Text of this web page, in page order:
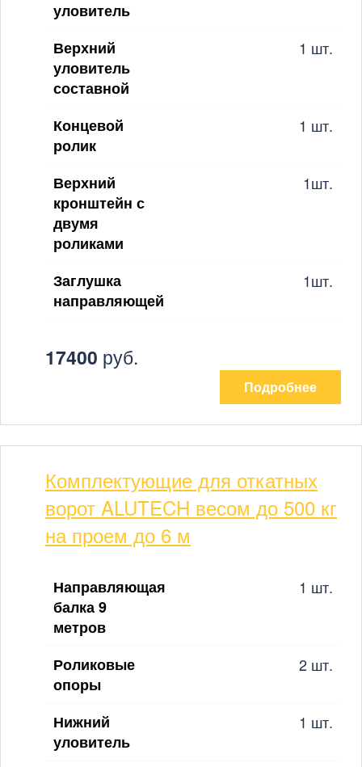
уловитель
Верхний
уловитель
составной
1 шт.
Концевой
ролик
1 шт.
Верхний
кронштейн с
двумя
роликами
1шт.
Заглушка
направляющей
1шт.
17400 руб.
Подробнее
Комплектующие для откатных
ворот ALUTECH весом до 500 кг
на проем до 6 м
Направляющая
балка 9
метров
1 шт.
Роликовые
опоры
2 шт.
Нижний
уловитель
1 шт.